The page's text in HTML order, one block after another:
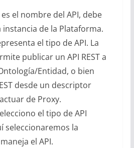
es el nombre del API, debe
instancia de la Plataforma.
el tipo de API. La
publicar un API REST a
Entidad, o bien
desde un descriptor
de Proxy.
el tipo de API
seleccionaremos la
el API.